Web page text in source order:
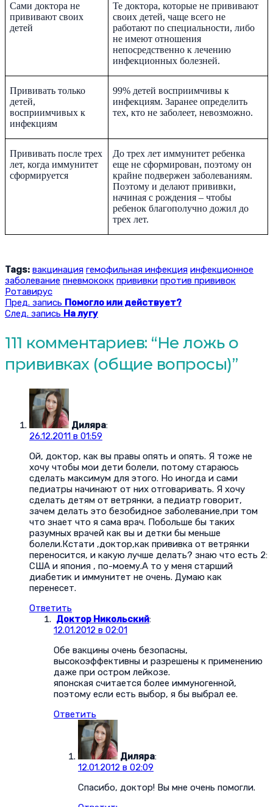
Сами доктора не
прививают своих
детей
Те доктора, которые не прививают
своих детей, чаще всего не
работают по специальности, либо
не имеют отношения
непосредственно к лечению
инфекционных болезней.
Прививать только
детей,
восприимчивых к
инфекциям
99% детей восприимчивы к
инфекциям. Заранее определить
тех, кто не заболеет, невозможно.
Прививать после трех
лет, когда иммунитет
сформируется
До трех лет иммунитет ребенка
еще не сформирован, поэтому он
крайне подвержен заболеваниям.
Поэтому и делают прививки,
начиная с рождения – чтобы
ребенок благополучно дожил до
трех лет.
Tags: вакцинация гемофильная инфекция инфекционное
заболевание пневмококк прививки против прививок
Ротавирус
Пред. запись Помогло или действует?
След. запись На лугу
111 комментариев: “Не ложь о
прививках (общие вопросы)”
Диляра:
26.12.2011 в 01:59
Ой, доктор, как вы правы опять и опять. Я тоже не
хочу чтобы мои дети болели, потому стараюсь
сделать максимум для этого. Но иногда и сами
педиатры начинают от них отговаривать. Я хочу
сделать детям от ветрянки, а педиатр говорит,
зачем делать это безобидное заболевание,при том
что знает что я сама врач. Побольше бы таких
разумных врачей как вы и детки бы меньше
болели.Кстати ,доктор,как прививка от ветрянки
переносится, и какую лучше делать? знаю что есть 2:
США и япония , по-моему.А то у меня старший
диабетик и иммунитет не очень. Думаю как
перенесет.
Ответить
Доктор Никольский:
12.01.2012 в 02:01
Обе вакцины очень безопасны,
высокоэффективны и разрешены к применению
даже при остром лейкозе.
японская считается более иммуногенной,
поэтому если есть выбор, я бы выбрал ее.
Ответить
Диляра:
12.01.2012 в 02:09
Спасибо, доктор! Вы мне очень помогли.